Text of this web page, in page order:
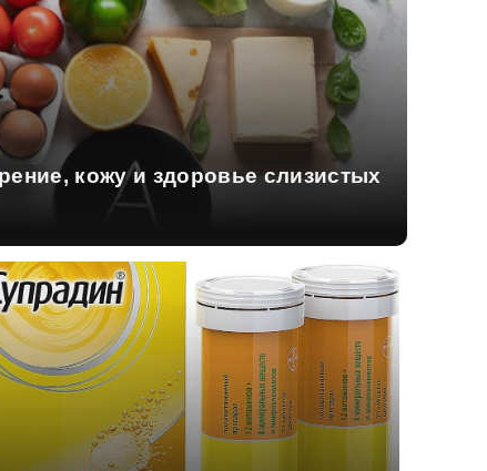
кожу и здоровье слизистых